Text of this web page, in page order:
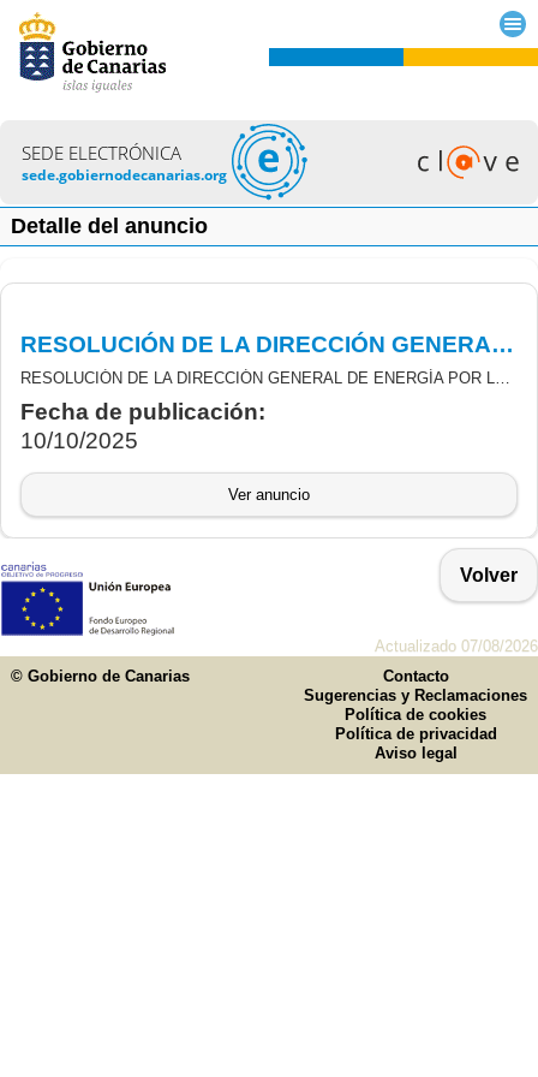
SEDE ELECTRÓNICA
sede.gobiernodecanarias.org
Detalle del anuncio
RESOLUCIÓN DE LA DIRECCIÓN GENERAL DE ENERGÍA POR LA QUE SE ACEPTA LA RENUNCIA Y SE DECLARAN CONCLUSOS LOS PROCEDIMIENTOS DE LAS SUBVENCIONES PARA EL FOMENTO DEL AUTOCONSUMO COMPARTIDO Y EL DESARROLLO DE COMUNIDADES ENERGÉTICAS EN DIFERENTES SECTORES
RESOLUCIÓN DE LA DIRECCIÓN GENERAL DE ENERGÍA POR LA QUE SE ACEPTA LA RENUNCIA Y SE DECLARAN CONCLUSOS LOS PROCEDIMIENTOS DE LAS SUBVENCIONES DERIVADAS DE LA ORDEN 495/2022 DE 21 DE DICIEMBRE, POR LA QUE SE ESTABLECEN LAS BASES REGULADORAS Y LA CONVOCATORIA DE SUBVENCIONES PARA EL FOMENTO DEL AUTOCONSUMO COMPARTIDO Y EL DESARROLLO DE COMUNIDADES ENERGÉTICAS EN DIFERENTES SECTORES, EN EL MARCO DE LA ESTRATEGIA DE ENERGÍA SOSTENIBLE EN LAS ISLAS CANARIAS (PROGRAMA 2, LÍNEA 1), CON CARGO AL PLAN DE RECUPERACIÓN, TRANSFORMACIÓN Y RESILIENCIA (COMPONENTE 7, INVERSIÓN 2).
Fecha de publicación:
10/10/2025
Ver anuncio
Volver
Actualizado 07/08/2026
© Gobierno de Canarias
Contacto
Sugerencias y Reclamaciones
Política de cookies
Política de privacidad
Aviso legal